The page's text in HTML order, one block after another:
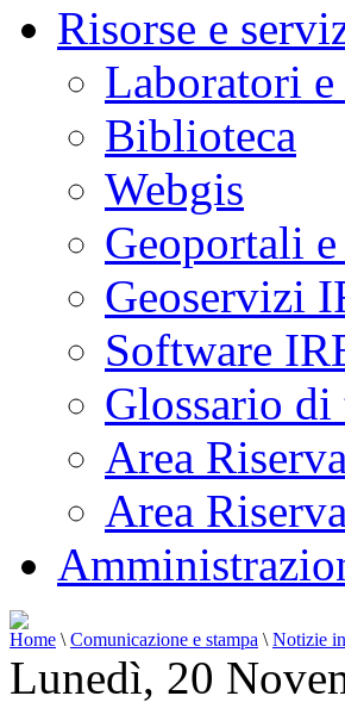
Risorse e
Laboratori e
Biblioteca
Webgis
Geoportali
Geoservizi
Software
Glossario
Area
Area
Home \ Comunicazione e stampa \ Notizie
Lunedì, 20